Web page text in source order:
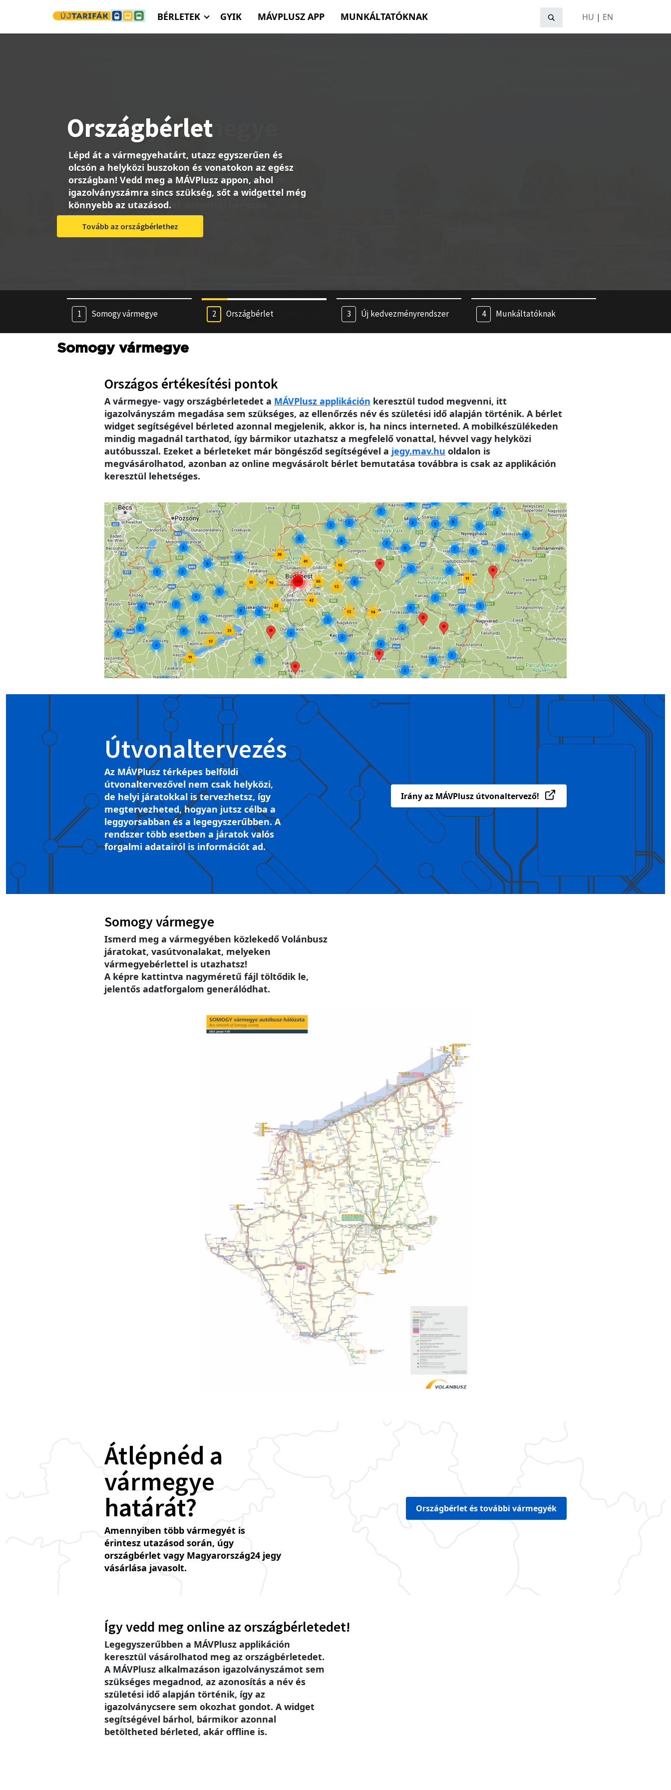
BÉRLETEK GYIK MÁVPLUSZ APP MUNKÁLTATÓKNAK HU | EN
Országbérlet
Lépd át a vármegyehatárt, utazz egyszerűen és
olcsón a helyközi buszokon és vonatokon az egész
országban! Vedd meg a MÁVPlusz appon, ahol
igazolványszámra sincs szükség, sőt a widgettel még
könnyebb az utazásod.
Tovább az országbérlethez
Somogy vármegye Országbérlet Új kedvezményrendszer Munkáltatóknak
Somogy vármegye
Országos értékesítési pontok
A vármegye- vagy országbérletedet a MÁVPlusz applikáción keresztül tudod megvenni, itt
igazolványszám megadása sem szükséges, az ellenőrzés név és születési idő alapján történik. A bérlet
widget segítségével bérleted azonnal megjelenik, akkor is, ha nincs interneted. A mobilkészülékeden
mindig magadnál tarthatod, így bármikor utazhatsz a megfelelő vonattal, hévvel vagy helyközi
autóbusszal. Ezeket a bérleteket már böngésződ segítségével a jegy.mav.hu oldalon is
megvásárolhatod, azonban az online megvásárolt bérlet bemutatása továbbra is csak az applikáción
keresztül lehetséges.
Image
Útvonaltervezés
Az MÁVPlusz térképes belföldi
útvonaltervezővel nem csak helyközi,
de helyi járatokkal is tervezhetsz, így
megtervezheted, hogyan jutsz célba a
leggyorsabban és a legegyszerűbben. A
rendszer több esetben a járatok valós
forgalmi adatairól is információt ad.
Irány az MÁVPlusz útvonaltervező!
Somogy vármegye
Ismerd meg a vármegyében közlekedő Volánbusz
járatokat, vasútvonalakat, melyeken
vármegyebérlettel is utazhatsz!
A képre kattintva nagyméretű fájl töltődik le,
jelentős adatforgalom generálódhat.
Image
Átlépnéd a
vármegye
határát?
Amennyiben több vármegyét is
érintesz utazásod során, úgy
országbérlet vagy Magyarország24 jegy
vásárlása javasolt.
Országbérlet és további vármegyék
Így vedd meg online az országbérletedet!
Legegyszerűbben a MÁVPlusz applikáción
keresztül vásárolhatod meg az országbérletedet.
A MÁVPlusz alkalmazáson igazolványszámot sem
szükséges megadnod, az azonosítás a név és
születési idő alapján történik, így az
igazolványcsere sem okozhat gondot. A widget
segítségével bárhol, bármikor azonnal
betöltheted bérleted, akár offline is.